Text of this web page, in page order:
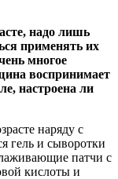
надо лишь
применять их
многое
воспринимает
настроена ли
наряду с
гель и сыворотки
патчи с
кислоты и